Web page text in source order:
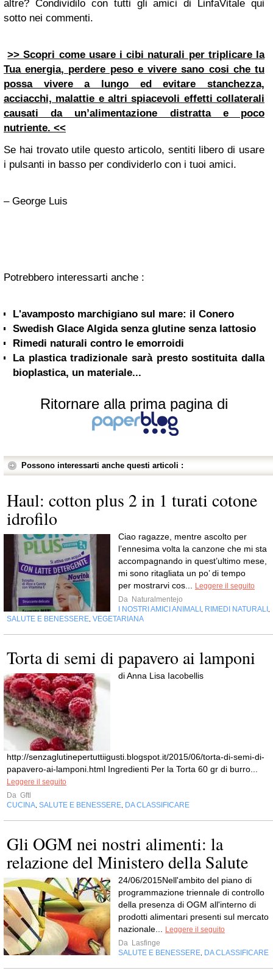
altre? Condividilo con tutti gli amici di LinfaVitale qui
sotto nei commenti.
>> Scopri come usare i cibi naturali per triplicare la
Tua energia, perdere peso e vivere sano cosi che tu
possa vivere a lungo ed evitare stanchezza,
acciacchi, malattie e altri spiacevoli effetti collaterali
causati da un’alimentazione distratta e poco
nutriente. <<
Se hai trovato utile questo articolo, sentiti libero di usare
i pulsanti in basso per condividerlo con i tuoi amici.
– George Luis
Potrebbero interessarti anche :
L'avamposto marchigiano sul mare: il Conero
Swedish Glace Algida senza glutine senza lattosio
Rimedi naturali contro le emorroidi
La plastica tradizionale sarà presto sostituita dalla
bioplastica, un materiale...
Ritornare alla prima pagina di
Possono interessarti anche questi articoli :
Haul: cotton plus 2 in 1 turati cotone
idrofilo
Ciao ragazze, mentre ascolto per
l’ennesima volta la canzone che mi sta
accompagnando in quest’ultimo mese,
mi sono ritagliata un po’ di tempo
per mostrarvi cos...
Leggere il seguito
Da Naturalmentejo
I NOSTRI AMICI ANIMALI
RIMEDI NATURALI
SALUTE E BENESSERE VEGETARIANA
Torta di semi di papavero ai lamponi
di Anna Lisa Iacobellis
http://senzaglutinepertuttiigusti.blogspot.it/2015/06/torta-di-semi-di-
papavero-ai-lamponi.html Ingredienti Per la Torta 60 gr di burro...
Leggere il seguito
Da Gftl
CUCINA SALUTE E BENESSERE DA CLASSIFICARE
Gli OGM nei nostri alimenti: la
relazione del Ministero della Salute
24/06/2015Nell'ambito del piano di
programmazione triennale di controllo
della presenza di OGM all'interno di
prodotti alimentari presenti sul mercato
nazionale...
Leggere il seguito
Da Lasfinge
SALUTE E BENESSERE DA CLASSIFICARE